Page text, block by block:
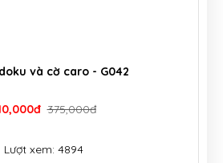
phương tiện giao thông có dùng pin,
310,000đ 365,000đ
Lượt xem: 9652